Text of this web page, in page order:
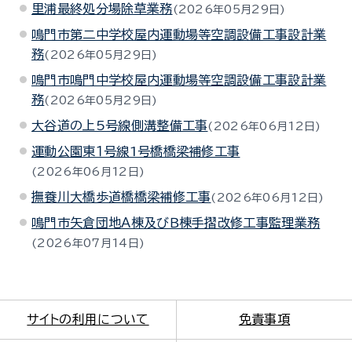
里浦最終処分場除草業務 2026年05月29日
鳴門市第二中学校屋内運動場等空調設備工事設計業
務
2026年05月29日
鳴門市鳴門中学校屋内運動場等空調設備工事設計業
務
2026年05月29日
大谷道の上5号線側溝整備工事 2026年06月12日
運動公園東１号線1号橋橋梁補修工事
2026年06月12日
撫養川大橋歩道橋橋梁補修工事 2026年06月12日
鳴門市矢倉団地Ａ棟及びＢ棟手摺改修工事監理業務
2026年07月14日
サイトの利用について 免責事項